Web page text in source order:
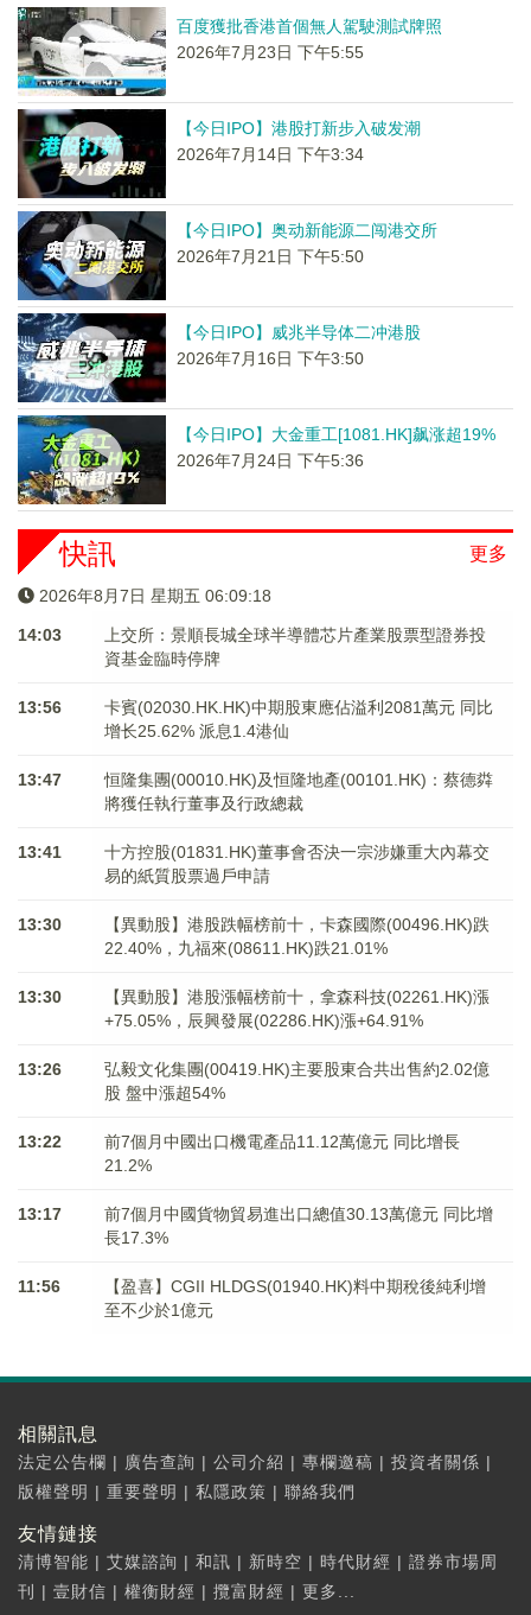
百度獲批香港首個無人駕駛測試牌照
2026年7月23日 下午5:55
【今日IPO】港股打新步入破发潮
2026年7月14日 下午3:34
【今日IPO】奥动新能源二闯港交所
2026年7月21日 下午5:50
【今日IPO】威兆半导体二冲港股
2026年7月16日 下午3:50
【今日IPO】大金重工[1081.HK]飙涨超19%
2026年7月24日 下午5:36
更多
快訊
2026年8月7日 星期五 06:09:18
14:03
上交所：景順長城全球半導體芯片產業股票型證券投
資基金臨時停牌
13:56
卡賓(02030.HK.HK)中期股東應佔溢利2081萬元 同比
增长25.62% 派息1.4港仙
13:47
恒隆集團(00010.HK)及恒隆地產(00101.HK)：蔡德粦
將獲任執行董事及行政總裁
13:41
十方控股(01831.HK)董事會否決一宗涉嫌重大內幕交
易的紙質股票過戶申請
13:30
【異動股】港股跌幅榜前十，卡森國際(00496.HK)跌
22.40%，九福來(08611.HK)跌21.01%
13:30
【異動股】港股漲幅榜前十，拿森科技(02261.HK)漲
+75.05%，辰興發展(02286.HK)漲+64.91%
13:26
弘毅文化集團(00419.HK)主要股東合共出售約2.02億
股 盤中漲超54%
13:22
前7個月中國出口機電產品11.12萬億元 同比增長
21.2%
13:17
前7個月中國貨物貿易進出口總值30.13萬億元 同比增
長17.3%
11:56
【盈喜】CGII HLDGS(01940.HK)料中期稅後純利增
至不少於1億元
相關訊息
法定公告欄 | 廣告查詢 | 公司介紹 | 專欄邀稿 | 投資者關係 |
版權聲明 | 重要聲明 | 私隱政策 | 聯絡我們
友情鏈接
清博智能 | 艾媒諮詢 | 和訊 | 新時空 | 時代財經 | 證券市場周
刊
| 壹財信 | 權衡財經 | 攬富財經 | 更多...